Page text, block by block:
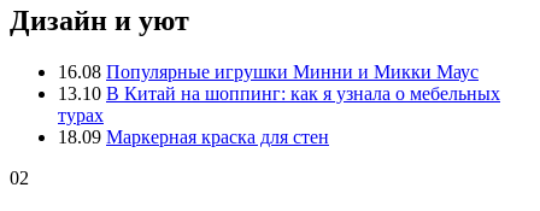
Дизайн и уют
16.08 Популярные игрушки Минни и Микки Маус
13.10 В Китай на шоппинг: как я узнала о мебельных
турах
18.09 Маркерная краска для стен
02